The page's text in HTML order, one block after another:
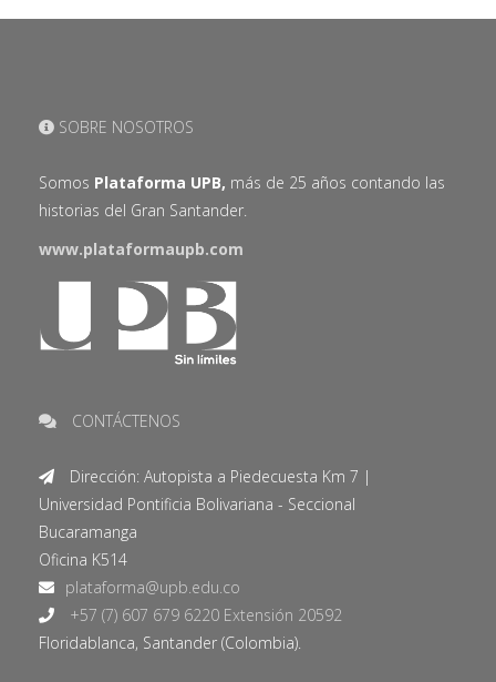
SOBRE NOSOTROS
Somos Plataforma UPB, más de 25 años contando las
historias del Gran Santander.
www.plataformaupb.com
CONTÁCTENOS
Dirección: Autopista a Piedecuesta Km 7 |
Universidad Pontificia Bolivariana - Seccional
Bucaramanga
Oficina K514
+57 (7) 607 679 6220 Extensión 20592
Floridablanca, Santander (Colombia).